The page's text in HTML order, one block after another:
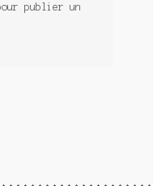
publier un